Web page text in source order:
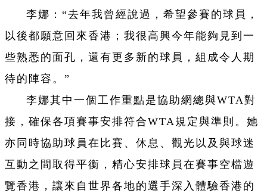
李娜：“去年我曾經說過，希望參賽的球員，
以後都願意回來香港；我很高興今年能夠見到一
些熟悉的面孔，還有更多新的球員，組成令人期
待的陣容。”
李娜其中一個工作重點是協助網總與WTA對
接，確保各項賽事安排符合WTA規定與準則。她
亦同時協助球員在比賽、休息、觀光以及與球迷
互動之間取得平衡，精心安排球員在賽事空檔遊
覽香港，讓來自世界各地的選手深入體驗香港的